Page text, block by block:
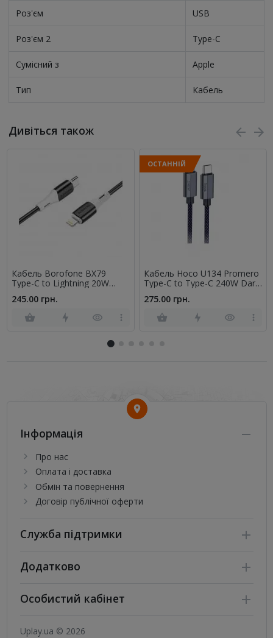
Роз'єм USB
Роз'єм 2 Type-C
Сумісний з Apple
Тип Кабель
Дивіться також
Кабель Borofone BX79
Type-C to Lightning 20W
245.00 грн.
ОСТАННІЙ
Кабель Hoco U134 Promero
Type-C to Type-C 240W Dark
275.00 грн.
Інформація
Про нас
Оплата і доставка
Обмін та повернення
Договір публічної оферти
Служба підтримки
Додатково
Особистий кабінет
Uplay.ua © 2026